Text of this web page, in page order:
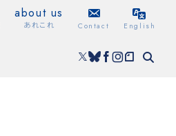
about us
あれこれ Contact English